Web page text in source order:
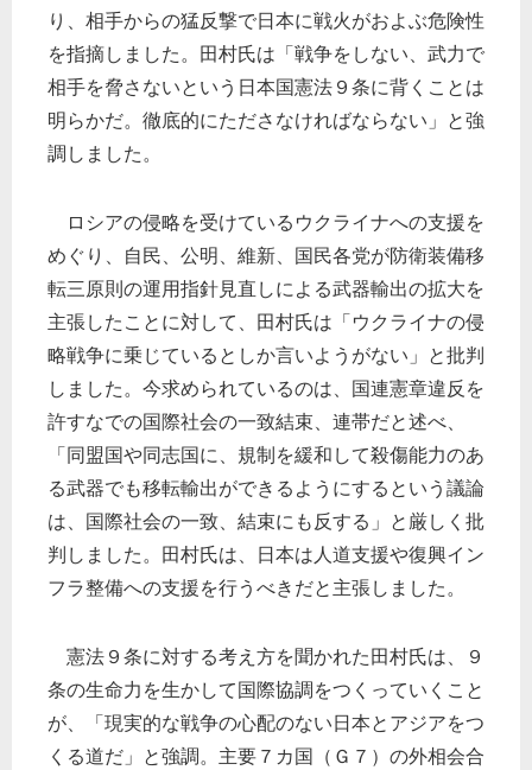
り、相手からの猛反撃で日本に戦火がおよぶ危険性
を指摘しました。田村氏は「戦争をしない、武力で
相手を脅さないという日本国憲法９条に背くことは
明らかだ。徹底的にたださなければならない」と強
調しました。
ロシアの侵略を受けているウクライナへの支援を
めぐり、自民、公明、維新、国民各党が防衛装備移
転三原則の運用指針見直しによる武器輸出の拡大を
主張したことに対して、田村氏は「ウクライナの侵
略戦争に乗じているとしか言いようがない」と批判
しました。今求められているのは、国連憲章違反を
許すなでの国際社会の一致結束、連帯だと述べ、
「同盟国や同志国に、規制を緩和して殺傷能力のあ
る武器でも移転輸出ができるようにするという議論
は、国際社会の一致、結束にも反する」と厳しく批
判しました。田村氏は、日本は人道支援や復興イン
フラ整備への支援を行うべきだと主張しました。
憲法９条に対する考え方を聞かれた田村氏は、９
条の生命力を生かして国際協調をつくっていくこと
が、「現実的な戦争の心配のない日本とアジアをつ
くる道だ」と強調。主要７カ国（Ｇ７）の外相会合